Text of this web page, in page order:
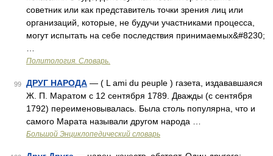
советник или как представитель точки зрения лиц или
организаций, которые, не будучи участниками процесса,
могут испытать на себе последствия принимаемых&#8230;
Политология. Словарь.
99 ДРУГ НАРОДА — ( L ami du peuple ) газета, издававшаяся
Ж. П. Маратом с 12 сентября 1789. Дважды (с сентября
1792) переименовывалась. Была столь популярна, что и
самого Марата называли другом народа …
Большой Энциклопедический словарь